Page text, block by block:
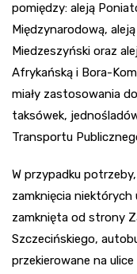
pomiędzy: aleją
Międzynarodową,
Miedzeszyński oraz
Afrykańską i Bora-
miały zastosowania
taksówek,
Transportu
W przypadku
zamknięcia niektórych
zamknięta od strony
Szczecińskiego,
przekierowane na